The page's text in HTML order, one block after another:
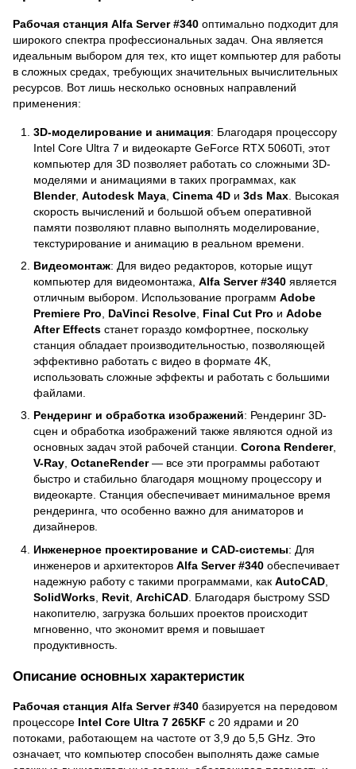
Рабочая станция Alfa Server #340 оптимально подходит для
широкого спектра профессиональных задач. Она является
идеальным выбором для тех, кто ищет компьютер для работы
в сложных средах, требующих значительных вычислительных
ресурсов. Вот лишь несколько основных направлений
применения:
3D-моделирование и анимация: Благодаря процессору
Intel Core Ultra 7 и видеокарте GeForce RTX 5060Ti, этот
компьютер для 3D позволяет работать со сложными 3D-
моделями и анимациями в таких программах, как
Blender, Autodesk Maya Cinema 4D и 3ds Max . Высокая
скорость вычислений и большой объем оперативной
памяти позволяют плавно выполнять моделирование,
текстурирование и анимацию в реальном времени.
Видеомонтаж: Для видео редакторов, которые ищут
компьютер для видеомонтажа, Alfa Server #340 является
отличным выбором. Использование программ Adobe
Premiere Pro
DaVinci Resolve Final Cut Pro и Adobe
After Effects станет гораздо комфортнее, поскольку
станция обладает производительностью, позволяющей
эффективно работать с видео в формате 4K,
использовать сложные эффекты и работать с большими
файлами.
Рендеринг и обработка изображений: Рендеринг 3D-
сцен и обработка изображений также являются одной из
основных задач этой рабочей станции. Corona Renderer,
V-Ray, OctaneRender— все эти программы работают
быстро и стабильно благодаря мощному процессору и
видеокарте. Станция обеспечивает минимальное время
рендеринга, что особенно важно для аниматоров и
дизайнеров.
Инженерное проектирование и CAD-системы: Для
инженеров и архитекторов Alfa Server #340 обеспечивает
надежную работу с такими программами, как AutoCAD
SolidWorks Revit ArchiCAD . Благодаря быстрому SSD
накопителю, загрузка больших проектов происходит
мгновенно, что экономит время и повышает
продуктивность.
Описание основных характеристик
Рабочая станция Alfa Server #340 базируется на передовом
процессоре Intel Core Ultra 7 265KF с 20 ядрами и 20
потоками, работающем на частоте от 3,9 до 5,5 GHz. Это
означает, что компьютер способен выполнять даже самые